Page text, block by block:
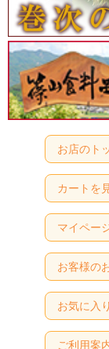
お店のト
カートを
マイペー
お客様の
お気に入
ご利用案